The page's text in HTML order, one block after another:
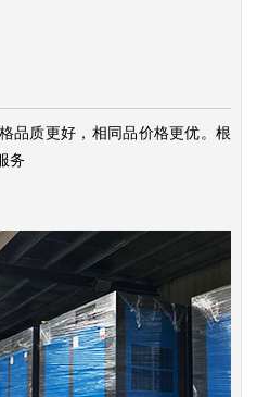
品质更好，相同品价格更优。根
务